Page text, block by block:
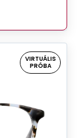
VIRTUÁLIS
PRÓBA